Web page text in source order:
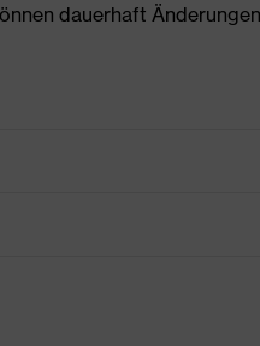
dauerhaft